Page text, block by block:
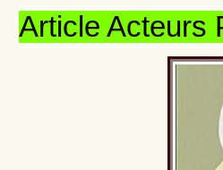
Article Acteurs